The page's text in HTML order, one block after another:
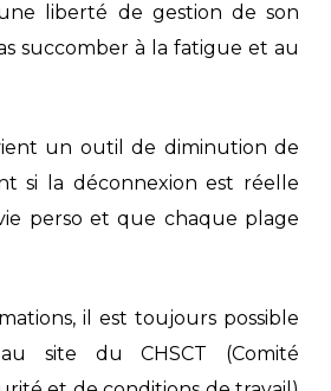
liberté de gestion de son
succomber à la fatigue et au
un outil de diminution de
si la déconnexion est réelle
perso et que chaque plage
il est toujours possible
site du CHSCT (Comité